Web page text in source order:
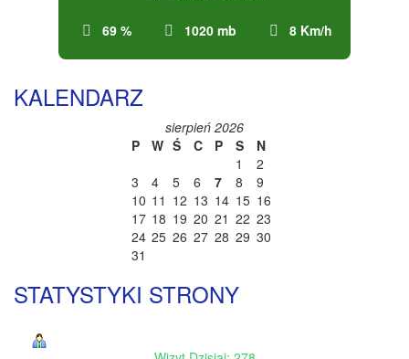
69 % 1020 mb 8 Km/h
KALENDARZ
sierpień 2026
P
W Ś C P S
N
1
2
3
4 5 6 7 8
9
10 11 12 13 14 15 16
17 18 19 20 21 22 23
24 25 26 27 28 29 30
31
STATYSTYKI STRONY